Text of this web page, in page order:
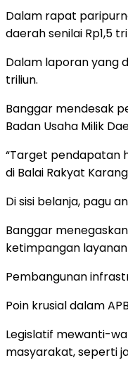
Dalam rapat
daerah senilai Rp1,5
Dalam laporan yang
triliun.
Banggar mendesak
Badan Usaha Milik
“Target pendapatan
di Balai Rakyat
Di sisi belanja, pagu
Banggar
ketimpangan
Pembangunan
Poin krusial dalam
Legislatif mewanti-
masyarakat, seperti